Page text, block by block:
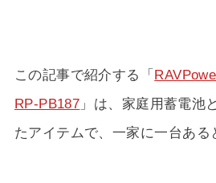
この記事で紹介する「
RP-PB187 」は、家庭用蓄電池
たアイテムで、一家に一台ある